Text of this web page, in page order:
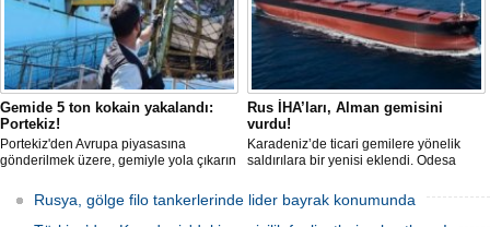
Gemide 5 ton kokain yakalandı:
Portekiz!
Portekiz'den Avrupa piyasasına
gönderilmek üzere, gemiyle yola çıkarın
hava ve deniz kuvvetlerinin
operasyonuyla durduruldu. Operasyon
Rus İHA’ları, Alman gemisini
vurdu!
Karadeniz’de ticari gemilere yönelik
saldırılara bir yenisi eklendi. Odesa
aldığı Alman işletmesindeki Emil
gemisinde yangın çıktı; teknik sistemler
Rusya, gölge filo tankerlerinde lider bayrak konumunda